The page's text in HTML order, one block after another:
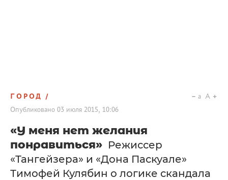
ГОРОД
Опубликовано 03 июля 2015, 10:06
a A
«У меня нет желания
понравиться» Режиссер
«Тангейзера» и «Дона Паскуале»
Тимофей Кулябин о логике скандала